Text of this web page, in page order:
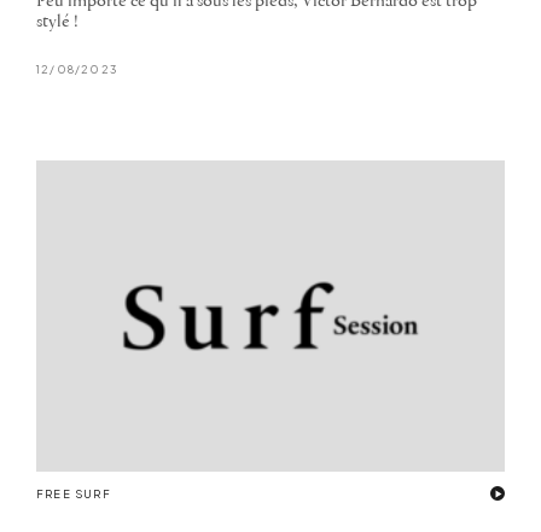
stylé !
12/08/2023
FREE SURF